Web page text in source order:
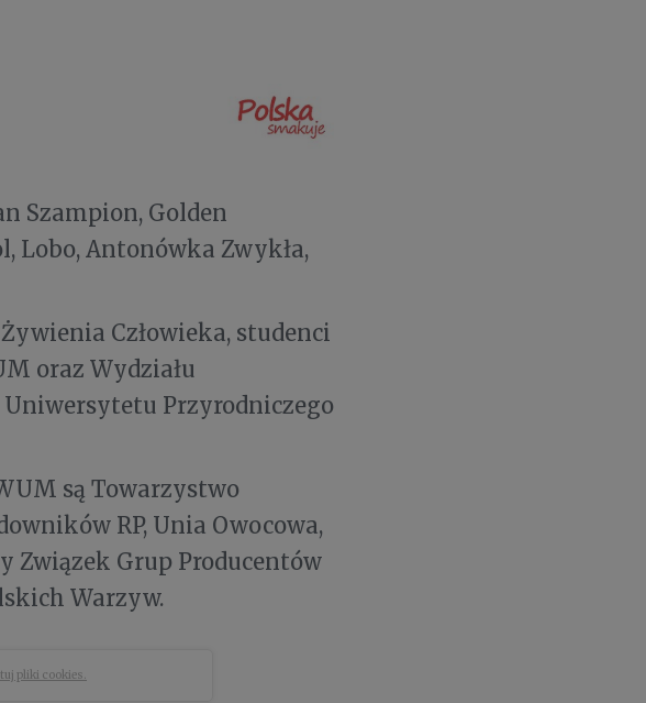
Szampion, Golden
Lobo, Antonówka Zwykła,
Człowieka, studenci
oraz Wydziału
Przyrodniczego
są Towarzystwo
RP, Unia Owocowa,
Związek Grup Producentów
Warzyw.
pliki cookies.